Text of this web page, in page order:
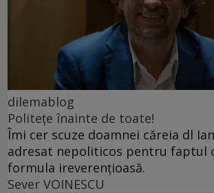
dilemablog
Politețe înainte de toate!
Îmi cer scuze doamnei căreia dl
adresat nepoliticos pentru faptul
formula ireverențioasă.
Sever VOINESCU